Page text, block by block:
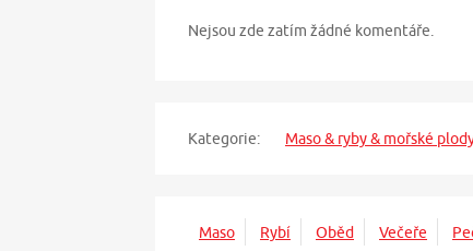
Nejsou zde zatím žádné komentáře.
Kategorie: Maso & ryby & mořské
Maso Rybí Oběd Večeře